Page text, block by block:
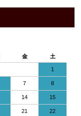
金 土
1
7 8
14 15
21 22